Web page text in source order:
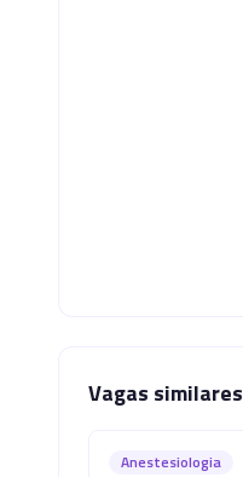
Vagas similares
Anestesiologia